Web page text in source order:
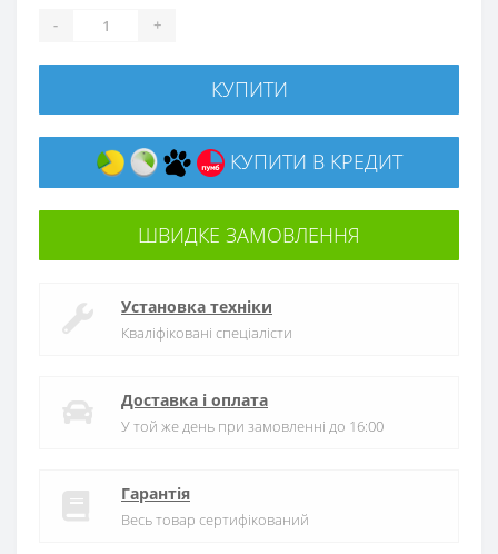
- +
КУПИТИ
КУПИТИ В КРЕДИТ
ШВИДКЕ ЗАМОВЛЕННЯ
Установка техніки
Кваліфіковані спеціалісти
Доставка і оплата
У той же день при замовленні до 16:00
Гарантія
Весь товар сертифікований